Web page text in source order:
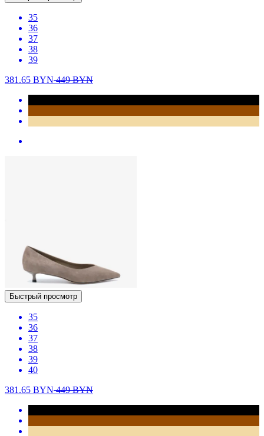
35
36
37
38
39
381.65 BYN449BYN
Быстрый просмотр
35
36
37
38
39
40
381.65 BYN449BYN